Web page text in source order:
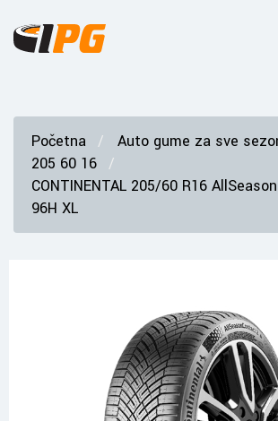
Početna
Auto gume za sve
205 60 16
CONTINENTAL 205/60 R16
96H XL